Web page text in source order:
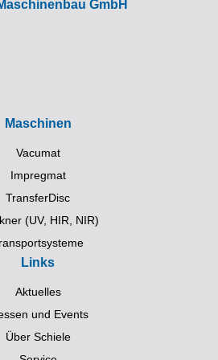
GmbH
Maschinen
Vacumat
Impregmat
TransferDisc
(UV, HIR, NIR)
Links
Aktuelles
und Events
Über Schiele